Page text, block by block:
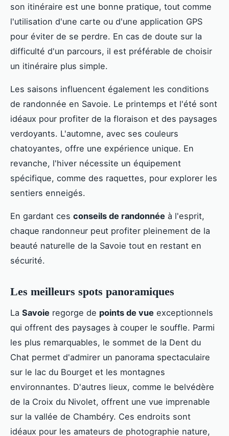
son itinéraire est une bonne pratique, tout comme
l'utilisation d'une carte ou d'une application GPS
pour éviter de se perdre. En cas de doute sur la
difficulté d'un parcours, il est préférable de choisir
un itinéraire plus simple.
Les saisons influencent également les conditions
de randonnée en Savoie. Le printemps et l'été sont
idéaux pour profiter de la floraison et des paysages
verdoyants. L'automne, avec ses couleurs
chatoyantes, offre une expérience unique. En
revanche, l'hiver nécessite un équipement
spécifique, comme des raquettes, pour explorer les
sentiers enneigés.
En gardant ces conseils de randonnée à l'esprit,
chaque randonneur peut profiter pleinement de la
beauté naturelle de la Savoie tout en restant en
sécurité.
Les meilleurs spots panoramiques
La Savoie regorge de points de vue exceptionnels
qui offrent des paysages à couper le souffle. Parmi
les plus remarquables, le sommet de la Dent du
Chat permet d'admirer un panorama spectaculaire
sur le lac du Bourget et les montagnes
environnantes. D'autres lieux, comme le belvédère
de la Croix du Nivolet, offrent une vue imprenable
sur la vallée de Chambéry. Ces endroits sont
idéaux pour les amateurs de photographie nature,